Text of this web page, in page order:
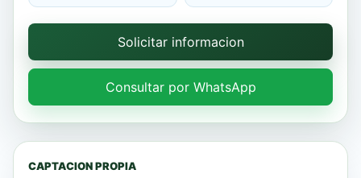
Solicitar informacion
Consultar por WhatsApp
CAPTACION PROPIA